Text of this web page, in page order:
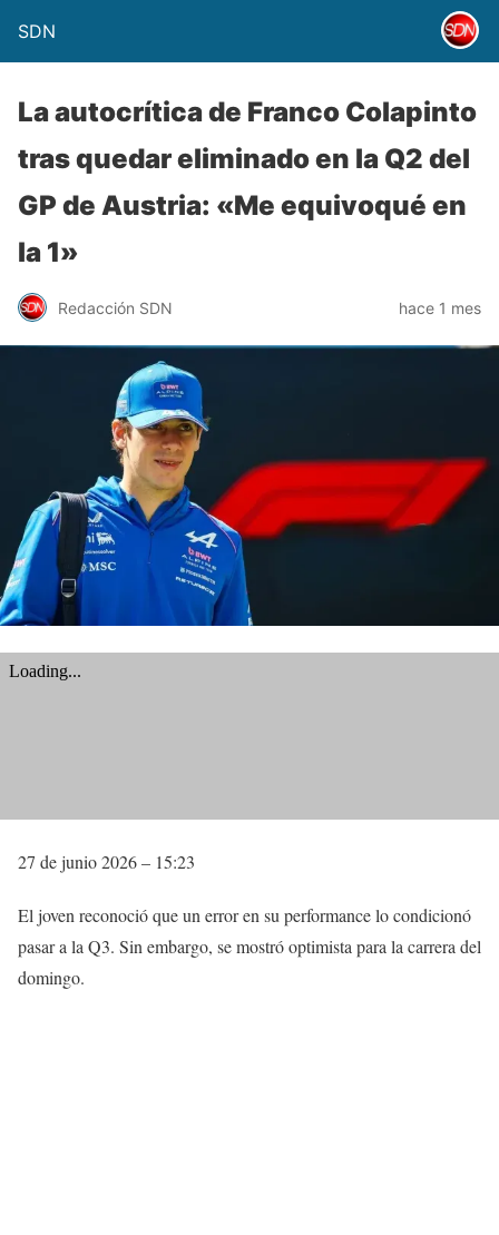
SDN
La autocrítica de Franco Colapinto
tras quedar eliminado en la Q2 del
GP de Austria: «Me equivoqué en
la 1»
Redacción SDN hace 1 mes
27 de junio 2026 – 15:23
El joven reconoció que un error en su performance lo condicionó
pasar a la Q3. Sin embargo, se mostró optimista para la carrera del
domingo.